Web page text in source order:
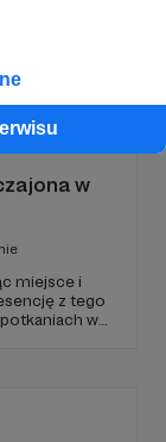
w
miejsce i
z tego
w